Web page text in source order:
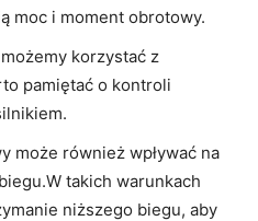
moc i moment obrotowy.
korzystać z
pamiętać o kontroli
może również wpływać na
takich warunkach
niższego biegu, aby